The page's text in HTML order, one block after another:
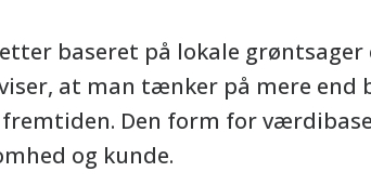
baseret på lokale grøntsager
at man tænker på mere end
Den form for
og kunde.